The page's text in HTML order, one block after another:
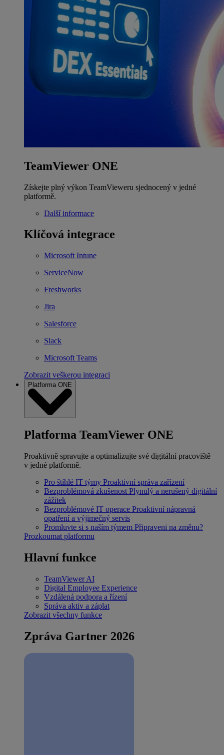
TeamViewer ONE
Získejte plný výkon TeamVieweru sjednocený v jedné
platformě.
Další informace
Klíčová integrace
Microsoft Intune
ServiceNow
Freshworks
Jira
Salesforce
Slack
Microsoft Teams
Zobrazit veškerou integraci
Platforma ONE
Platforma TeamViewer ONE
Proaktivně spravujte a optimalizujte své digitální pracoviště
v jedné platformě.
Pro štíhlé IT týmy Proaktivní správa zařízení
Bezproblémová zkušenost Plynulý a nerušený digitální
zážitek
Bezproblémové IT operace Proaktivní nápravná
opatření a výjimečný servis
Promluvte si s naším týmem Připraveni na změnu?
Prozkoumat platformu
Hlavní funkce
TeamViewer AI
Digital Employee Experience
Vzdálená podpora a řízení
Správa aktiv a záplat
Zobrazit všechny funkce
Zpráva Gartner 2026